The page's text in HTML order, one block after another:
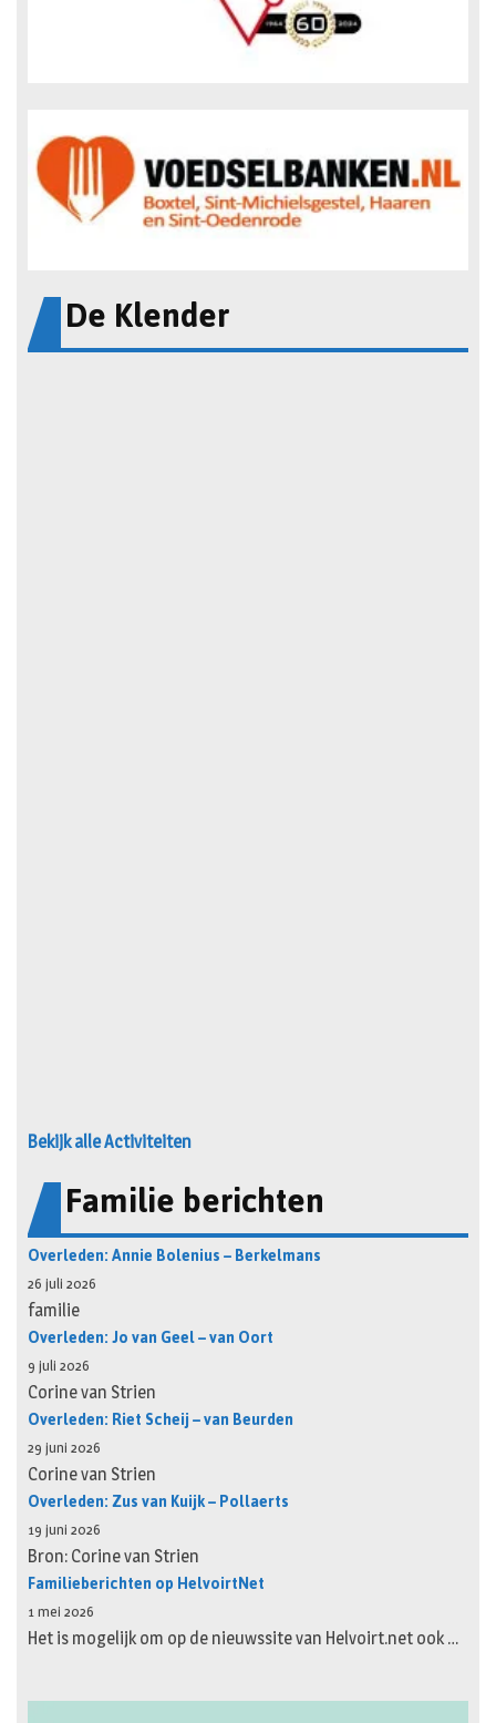
De Klender
Bekijk alle Activiteiten
Familie berichten
Overleden: Annie Bolenius – Berkelmans
26 juli 2026
familie
Overleden: Jo van Geel – van Oort
9 juli 2026
Corine van Strien
Overleden: Riet Scheij – van Beurden
29 juni 2026
Corine van Strien
Overleden: Zus van Kuijk – Pollaerts
19 juni 2026
Bron: Corine van Strien
Familieberichten op HelvoirtNet
1 mei 2026
Het is mogelijk om op de nieuwssite van Helvoirt.net ook …